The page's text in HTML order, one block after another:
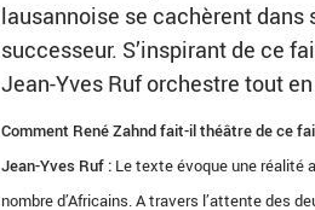
lausannoise se cachèrent dans
successeur. S’inspirant de ce
Jean-Yves Ruf orchestre tout
Comment René Zahnd fait-il théâtre de ce
Jean-Yves Ruf : Le texte évoque une réalité
nombre d’Africains. A travers l’attente des